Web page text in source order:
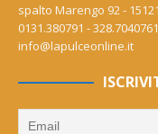
spalto Marengo 92 -
0131.380791 - 328.7040761
info@lapulceonline.it